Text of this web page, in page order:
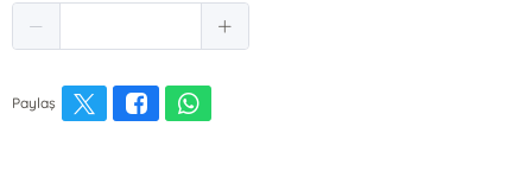
Paylaş